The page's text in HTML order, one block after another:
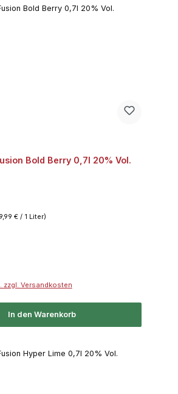
Bold Berry 0,7l 20% Vol.
€ / 1 Liter)
zzgl. Versandkosten
In den Warenkorb